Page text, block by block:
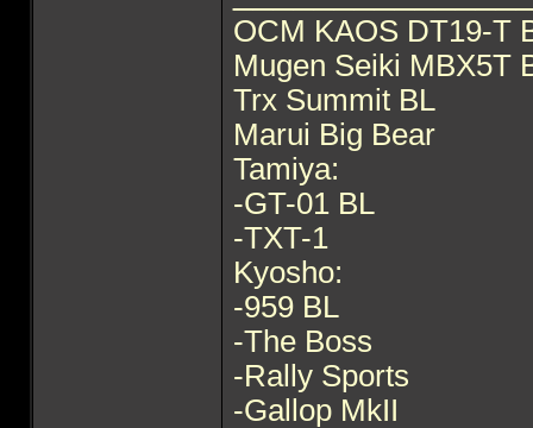
OCM KAOS DT19-T
Mugen Seiki MBX5T
Trx Summit BL
Marui Big Bear
Tamiya:
-GT-01 BL
-TXT-1
Kyosho:
-959 BL
-The Boss
-Rally Sports
-Gallop MkII